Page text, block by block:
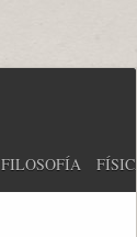
FILOSOFÍA